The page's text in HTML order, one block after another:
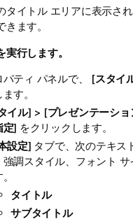
タイトル エリアに表示さ
きます。
実行します。
パティ パネルで、 [スタイ
す。
イル] > [プレゼンテーショ
定] をクリックします。
設定] タブで、次のテキス
強調スタイル、フォント
タイトル
サブタイトル